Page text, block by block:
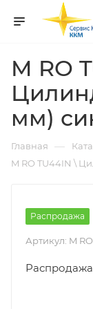
M RO
мм)
Главная —
M RO TU44IN \
Распродажа
Артикул: M
Распродажа